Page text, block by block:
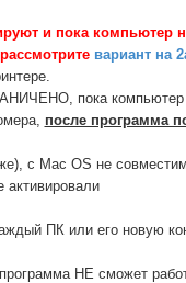
и пока компьютер
вариант на
пока
после программа
с Mac OS не
активировали
ПК или его новую
программа НЕ сможет